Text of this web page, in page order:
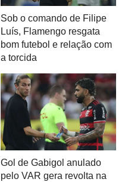
Sob o comando de Filipe
Luís, Flamengo resgata
bom futebol e relação com
a torcida
Gol de Gabigol anulado
pelo VAR gera revolta na